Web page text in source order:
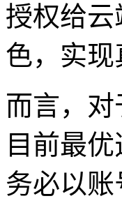
授权给
色，实现
而言，
目前最
务必以